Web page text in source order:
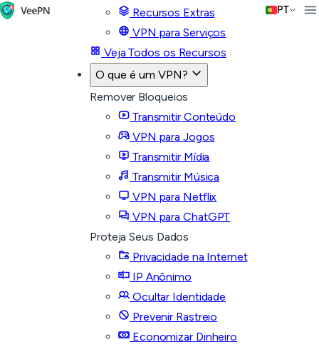
Recursos Extras
VPN para Serviços
Veja Todos os Recursos
O que é um VPN?
Remover Bloqueios
Transmitir Conteúdo
VPN para Jogos
Transmitir Mídia
Transmitir Música
VPN para Netflix
VPN para ChatGPT
Proteja Seus Dados
Privacidade na Internet
IP Anônimo
Ocultar Identidade
Prevenir Rastreio
Economizar Dinheiro
PT